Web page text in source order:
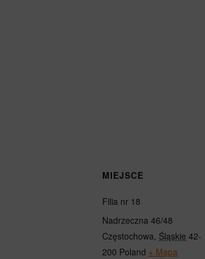
MIEJSCE
Filia nr 18
Nadrzeczna 46/48
Częstochowa, Śląskie 42-
200 Poland + Mapa